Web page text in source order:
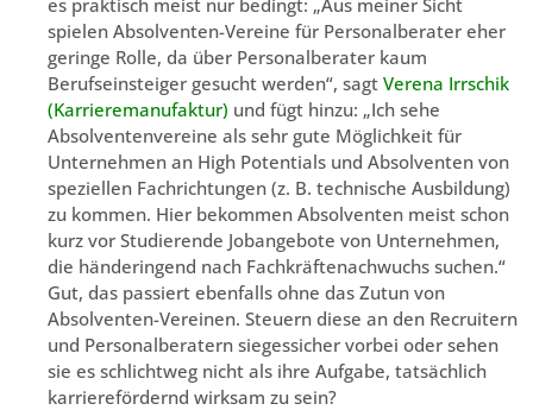
spielen Absolventen-Vereine für Personalberater eher
geringe Rolle, da über Personalberater kaum
Berufseinsteiger gesucht werden“, sagt Verena Irrschik
(Karrieremanufaktur) und fügt hinzu: „Ich sehe
Absolventenvereine als sehr gute Möglichkeit für
Unternehmen an High Potentials und Absolventen von
speziellen Fachrichtungen (z. B. technische Ausbildung)
zu kommen. Hier bekommen Absolventen meist schon
kurz vor Studierende Jobangebote von Unternehmen,
die händeringend nach Fachkräftenachwuchs suchen.“
Gut, das passiert ebenfalls ohne das Zutun von
Absolventen-Vereinen. Steuern diese an den Recruitern
und Personalberatern siegessicher vorbei oder sehen
sie es schlichtweg nicht als ihre Aufgabe, tatsächlich
karrierefördernd wirksam zu sein?